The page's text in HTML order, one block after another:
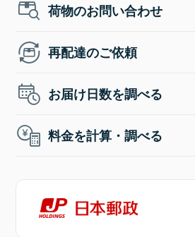
荷物のお問い合わせ
再配達のご依頼
お届け日数を調べる
料金を計算・調べる